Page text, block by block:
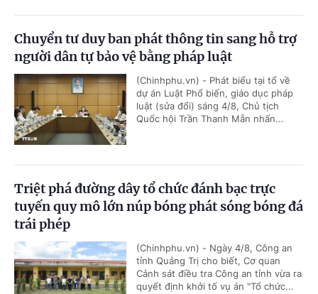
Chuyển tư duy ban phát thông tin sang hỗ trợ
người dân tự bảo vệ bằng pháp luật
(Chinhphu.vn) - Phát biểu tại tổ về
dự án Luật Phổ biến, giáo dục pháp
luật (sửa đổi) sáng 4/8, Chủ tịch
Quốc hội Trần Thanh Mẫn nhấn...
Triệt phá đường dây tổ chức đánh bạc trực
tuyến quy mô lớn núp bóng phát sóng bóng đá
trái phép
(Chinhphu.vn) - Ngày 4/8, Công an
tỉnh Quảng Trị cho biết, Cơ quan
Cảnh sát điều tra Công an tỉnh vừa ra
quyết định khởi tố vụ án "Tổ chức...